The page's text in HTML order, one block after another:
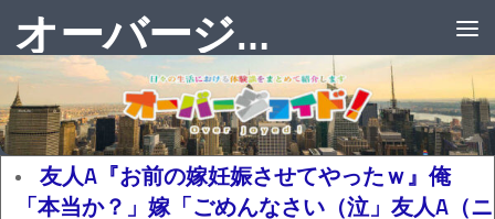
オーバージョイド！
友人A『お前の嫁妊娠させてやったｗ』俺
「本当か？」嫁「ごめんなさい（泣」友人A（ニ